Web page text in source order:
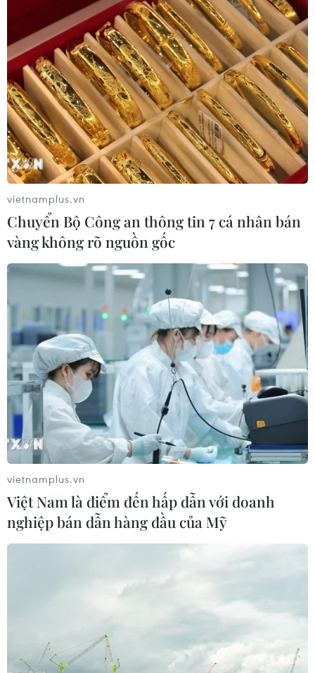
vietnamplus.vn
Chuyển Bộ Công an thông tin 7 cá nhân bán
vàng không rõ nguồn gốc
vietnamplus.vn
Việt Nam là điểm đến hấp dẫn với doanh
nghiệp bán dẫn hàng đầu của Mỹ